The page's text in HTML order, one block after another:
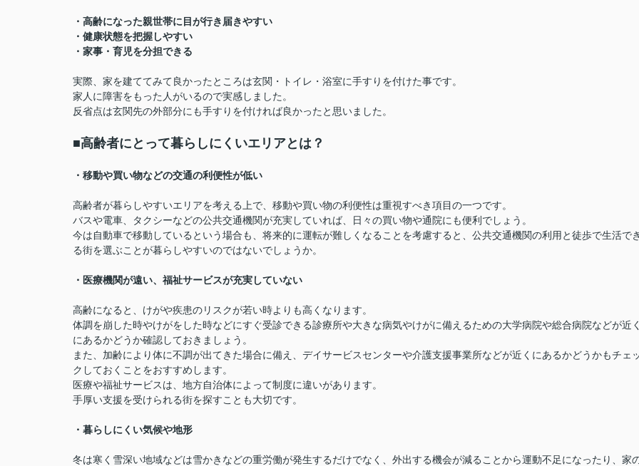
・高齢になった親世帯に目が行き届きやすい
・健康状態を把握しやすい
・家事・育児を分担できる
実際、家を建ててみて良かったところは玄関・トイレ・浴室に手すりを付けた事です。
家人に障害をもった人がいるので実感しました。
反省点は玄関先の外部分にも手すりを付ければ良かったと思いました。
■高齢者にとって暮らしにくいエリアとは？
・移動や買い物などの交通の利便性が低い
高齢者が暮らしやすいエリアを考える上で、移動や買い物の利便性は重視すべき項目の一つです。
バスや電車、タクシーなどの公共交通機関が充実していれば、日々の買い物や通院にも便利でしょう。
今は自動車で移動しているという場合も、将来的に運転が難しくなることを考慮すると、公共交通機関の利用と徒歩で生活で
る街を選ぶことが暮らしやすいのではないでしょうか。
・医療機関が遠い、福祉サービスが充実していない
高齢になると、けがや疾患のリスクが若い時よりも高くなります。
体調を崩した時やけがをした時などにすぐ受診できる診療所や大きな病気やけがに備えるための大学病院や総合病院などが近
にあるかどうか確認しておきましょう。
また、加齢により体に不調が出てきた場合に備え、デイサービスセンターや介護支援事業所などが近くにあるかどうかもチェ
クしておくことをおすすめします。
医療や福祉サービスは、地方自治体によって制度に違いがあります。
手厚い支援を受けられる街を探すことも大切です。
・暮らしにくい気候や地形
冬は寒く雪深い地域などは雪かきなどの重労働が発生するだけでなく、外出する機会が減ることから運動不足になったり、家